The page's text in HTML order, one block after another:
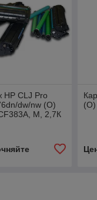
HP CLJ Pro
dw/nw (O)
M, 2,7К